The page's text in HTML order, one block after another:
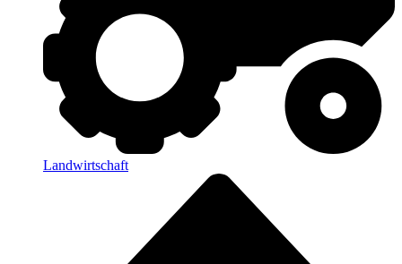
Landwirtschaft